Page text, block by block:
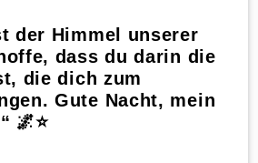
der Himmel unserer
dass du darin die
die dich zum
Gute Nacht, mein
🌌⭐